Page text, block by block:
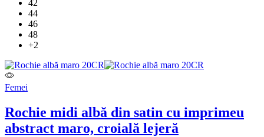
42
44
46
48
+2
Femei
Rochie midi albă din satin cu imprimeu
abstract maro, croială lejeră